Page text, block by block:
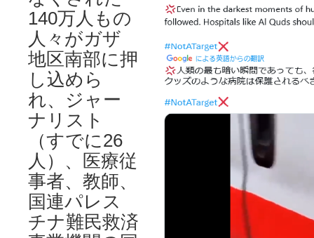
140万人もの
人々がガザ
地区南部に押
し込めら
れ、ジャー
ナリスト
（すでに26
人）、医療従
事者、教師、
国連パレス
チナ難民救済